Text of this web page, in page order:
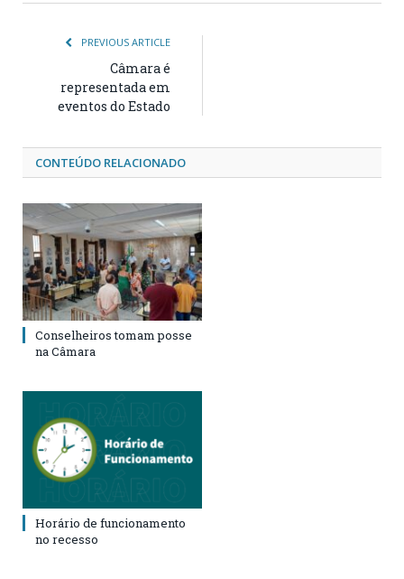
PREVIOUS ARTICLE
Câmara é
representada em
eventos do Estado
CONTEÚDO RELACIONADO
Conselheiros tomam posse
na Câmara
Horário de funcionamento
no recesso